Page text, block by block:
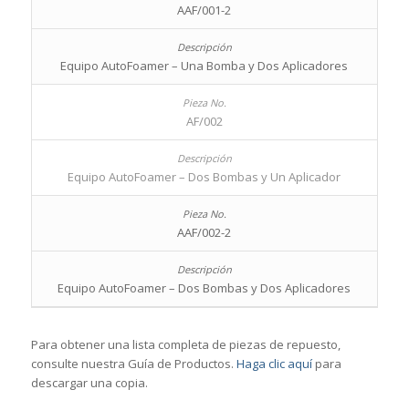
AAF/001-2
Equipo AutoFoamer – Una Bomba y Dos Aplicadores
AF/002
Equipo AutoFoamer – Dos Bombas y Un Aplicador
AAF/002-2
Equipo AutoFoamer – Dos Bombas y Dos Aplicadores
Para obtener una lista completa de piezas de repuesto,
consulte nuestra Guía de Productos. Haga clic aquípara
descargar una copia.